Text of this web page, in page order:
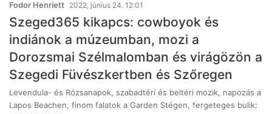
Fodor Henriett 2022, június 24. 12:01
Szeged365 kikapcs: cowboyok és
indiánok a múzeumban, mozi a
Dorozsmai Szélmalomban és virágözön a
Szegedi Füvészkertben és Szőregen
Levendula- és Rózsanapok, szabadtéri és beltéri mozik, napozás a
Lapos Beachen, finom falatok a Garden Stégen, fergeteges bulik: